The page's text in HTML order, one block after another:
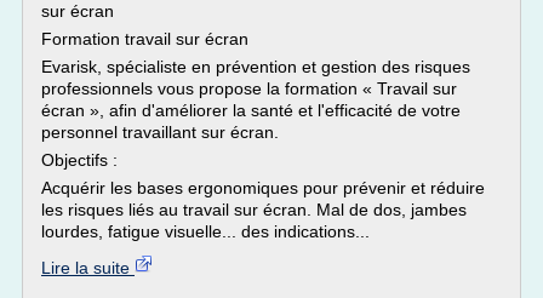
sur écran
Formation travail sur écran
Evarisk, spécialiste en prévention et gestion des risques
professionnels vous propose la formation « Travail sur
écran », afin d'améliorer la santé et l'efficacité de votre
personnel travaillant sur écran.
Objectifs :
Acquérir les bases ergonomiques pour prévenir et réduire
les risques liés au travail sur écran. Mal de dos, jambes
lourdes, fatigue visuelle... des indications...
Lire la suite